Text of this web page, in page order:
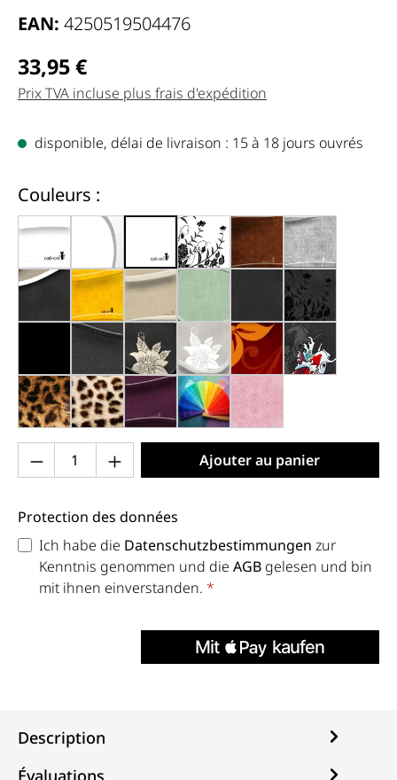
EAN: 4250519504476
Regulärer Preis:
33,95 €
Prix TVA incluse plus frais d'expédition
disponible, délai de livraison : 15 à 18 jours ouvrés
Couleurs :
blanc avec bords (000)
blanc, bords gris (000d)
blanc brillant (000x)
blanc, fleurs noires (000c)
marron antique
gris (001)
noir, bords blancs (000g)
jaune foncé (004e)vert menthe hemlock (006h)
noir chiné (013)
noir, fleurs
noir mat (013x)anthracite (013h)
noir, fleurs argentées (015)
gris, fleurs blanches (019)
élégance (030)noir, koi (035)
léo (051)guépard (052)
violet (070)couleur personnalisée (999)
rose clair (205)
Produkt Anzahl: Gib den gewünschten
Ajouter au panier
Protection des données
Ich habe die Datenschutzbestimmungen zur
Kenntnis genommen und die AGB gelesen und bin
mit ihnen einverstanden. *
Description
Évaluations